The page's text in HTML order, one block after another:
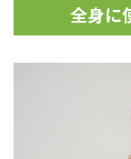
全身に